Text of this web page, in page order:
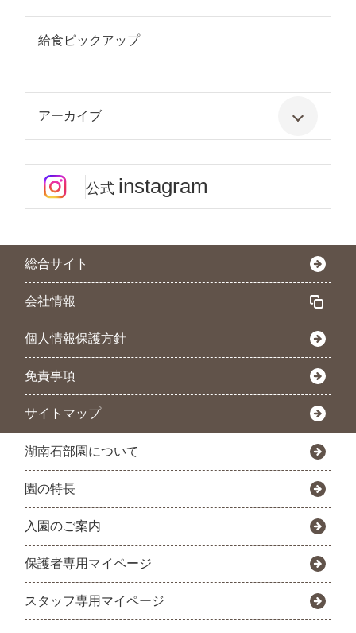
給食ピックアップ
アーカイブ
公式 instagram
総合サイト
会社情報
個人情報保護方針
免責事項
サイトマップ
湖南石部園について
園の特長
入園のご案内
保護者専用マイページ
スタッフ専用マイページ